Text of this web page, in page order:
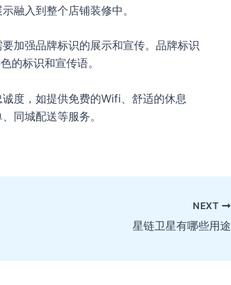
融入到整个店铺装修中。
加强品牌标识的展示和宣传。品牌标识
的标识和宣传语。
度，如提供免费的Wifi、舒适的休息
同城配送等服务。
NEXT
星链卫星有哪些用途